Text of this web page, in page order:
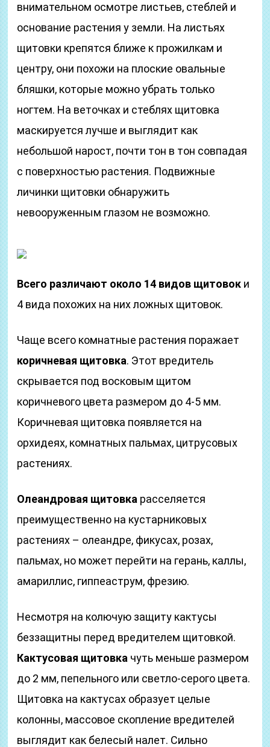
внимательном осмотре листьев, стеблей и
основание растения у земли. На листьях
щитовки крепятся ближе к прожилкам и
центру, они похожи на плоские овальные
бляшки, которые можно убрать только
ногтем. На веточках и стеблях щитовка
маскируется лучше и выглядит как
небольшой нарост, почти тон в тон совпадая
с поверхностью растения. Подвижные
личинки щитовки обнаружить
невооруженным глазом не возможно.
Всего различают около 14 видов щитовок и
4 вида похожих на них ложных щитовок.
Чаще всего комнатные растения поражает
коричневая щитовка. Этот вредитель
скрывается под восковым щитом
коричневого цвета размером до 4-5 мм.
Коричневая щитовка появляется на
орхидеях, комнатных пальмах, цитрусовых
растениях.
Олеандровая щитовка расселяется
преимущественно на кустарниковых
растениях – олеандре, фикусах, розах,
пальмах, но может перейти на герань, каллы,
амариллис, гиппеаструм, фрезию.
Несмотря на колючую защиту кактусы
беззащитны перед вредителем щитовкой.
Кактусовая щитовка чуть меньше размером
до 2 мм, пепельного или светло-серого цвета.
Щитовка на кактусах образует целые
колонны, массовое скопление вредителей
выглядит как белесый налет. Сильно